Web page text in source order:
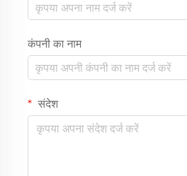
कंपनी का नाम
संदेश